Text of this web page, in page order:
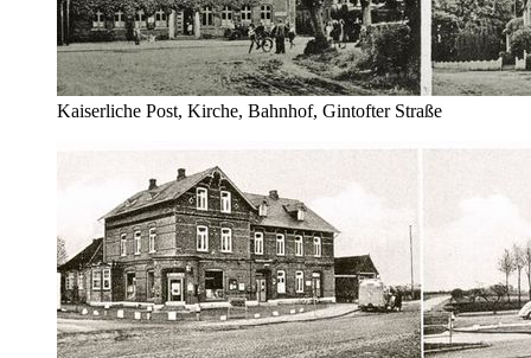
Kaiserliche Post, Kirche, Bahnhof, Gintofter Straße